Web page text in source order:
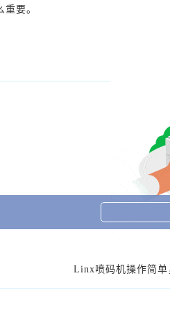
重要。
Linx喷码机操作简单